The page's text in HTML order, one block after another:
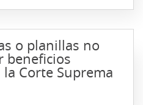
o planillas no
beneficios
Corte Suprema